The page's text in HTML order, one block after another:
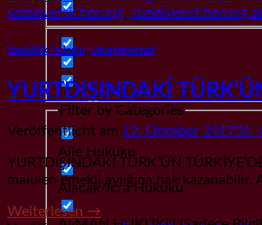
Filter by Categories
Aile Hukuku
Alacak/İcra Hukuku
sozialversicherung, sozialversicherung
Emeklilik Hukuku Uncategorized
YURTDIŞINDAKİ
Veröffentlicht am 12. Oktober 201731.
YURTDIŞINDAKİ TÜRK’ÜN
malulen emekli aylığına hak
Weiterlesen →